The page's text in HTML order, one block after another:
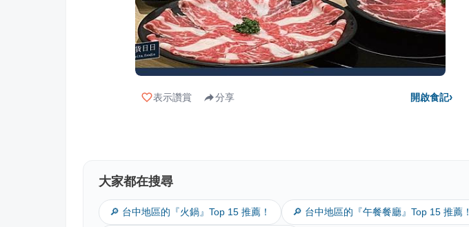
表示讚賞 分享 開啟食記›
大家都在搜尋
🔎 台中地區的『火鍋』Top 15 推薦！ 🔎 台中地區的『午餐餐廳』Top 15 推薦！